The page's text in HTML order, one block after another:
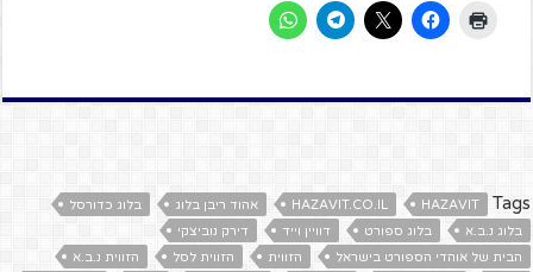
Tags
HAZAVIT
HAZAVIT.CO.IL אהוד ריבן בלוג
בלוג כדורסל
בלוג נ.ב.א
בלוג ספורט דוויין וייד
דירק נוביצקי
הבית של אוהדי הספורט בישראל
הזווית הזווית לסל
הזווית נ.ב.א